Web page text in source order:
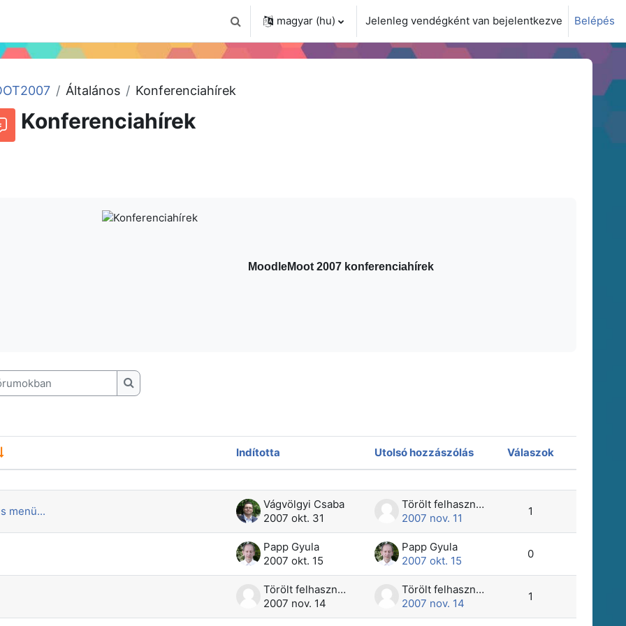
Keresési bemeneti adatok váltása
magyar ‎(hu)‎ Jelenleg vendégként van bejelentkezve Belépés
Általános Konferenciahírek
Konferenciahírek
MoodleMoot 2007 konferenciahírek
Keresés a fórumokban
Indította Utolsó hozzászólás
Válaszok
Műveletek
menü...
Vágvölgyi Csaba
2007 okt. 31
Törölt felhasználó
2007 nov. 11
1
Papp Gyula
2007 okt. 15
Papp Gyula
2007 okt. 15
0
Törölt felhasználó
2007 nov. 14
Törölt felhasználó
2007 nov. 14
1